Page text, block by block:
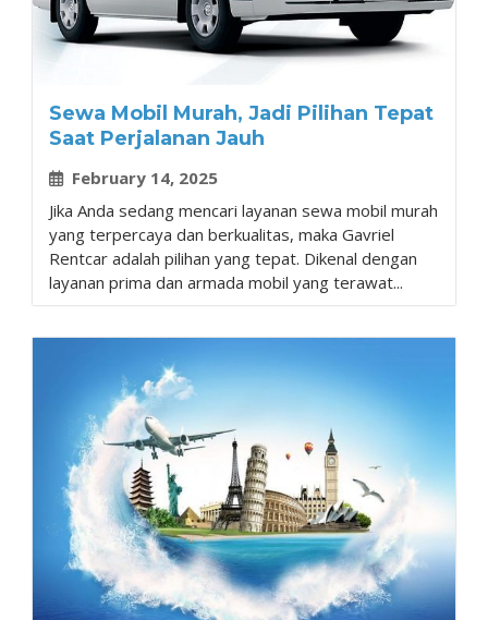
Sewa Mobil Murah, Jadi Pilihan Tepat
Saat Perjalanan Jauh
February 14, 2025
Jika Anda sedang mencari layanan sewa mobil murah
yang terpercaya dan berkualitas, maka Gavriel
Rentcar adalah pilihan yang tepat. Dikenal dengan
layanan prima dan armada mobil yang terawat...